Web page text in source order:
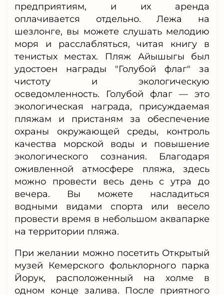
предприятиям, и их аренда
оплачивается отдельно. Лежа на
шезлонге, вы можете слушать мелодию
моря и расслабляться, читая книгу в
тенистых местах. Пляж Айышыгы был
удостоен награды "Голубой флаг" за
чистоту и экологическую
осведомленность. Голубой флаг — это
экологическая награда, присуждаемая
пляжам и пристаням за обеспечение
охраны окружающей среды, контроль
качества морской воды и повышение
экологического сознания. Благодаря
оживленной атмосфере пляжа, здесь
можно провести весь день с утра до
вечера. Вы можете насладиться
водными видами спорта или весело
провести время в небольшом аквапарке
на территории пляжа.
При желании можно посетить Открытый
музей Кемерского фольклорного парка
Йорук, расположенный на холме в
одном конце залива. После приятного